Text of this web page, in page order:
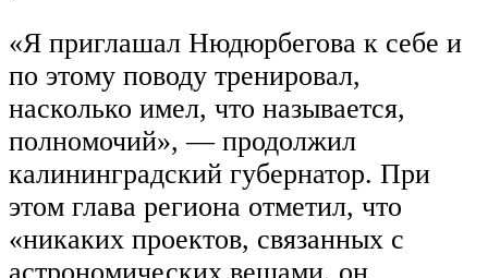
«Я приглашал Нюдюрбегова к себе и
по этому поводу тренировал,
насколько имел, что называется,
полномочий», — продолжил
калининградский губернатор. При
этом глава региона отметил, что
«никаких проектов, связанных с